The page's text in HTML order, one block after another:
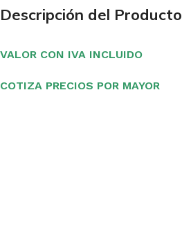
Descripción del Producto
VALOR CON IVA INCLUIDO
COTIZA PRECIOS POR MAYOR